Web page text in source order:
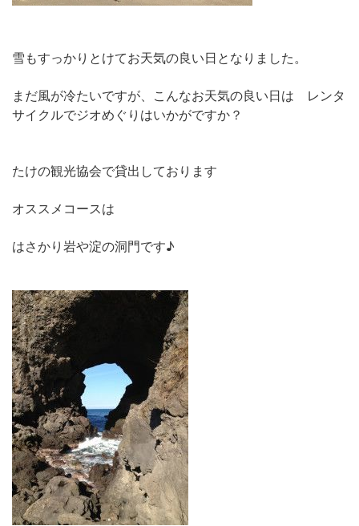
雪もすっかりとけてお天気の良い日となりました。
まだ風が冷たいですが、こんなお天気の良い日は レンタ
サイクルでジオめぐりはいかがですか？
たけの観光協会で貸出しております
オススメコースは
はさかり岩や淀の洞門です♪